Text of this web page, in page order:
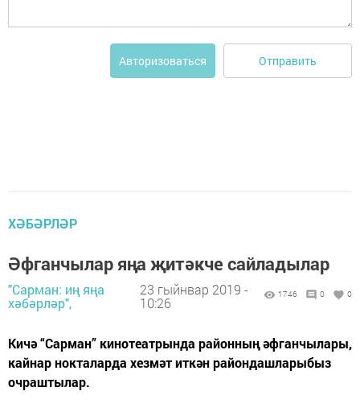
Авторизоваться Отправить
ХӘБӘРЛӘР
Әфганчылар яңа җитәкче сайладылар
"Сарман: иң яңа
хәбәрләр",
23 гыйнвар 2019 -
10:26
1746 0 0
Кичә “Сарман” кинотеатрында районның әфганчылары,
кайнар нокталарда хезмәт иткән райондашларыбыз
очраштылар.